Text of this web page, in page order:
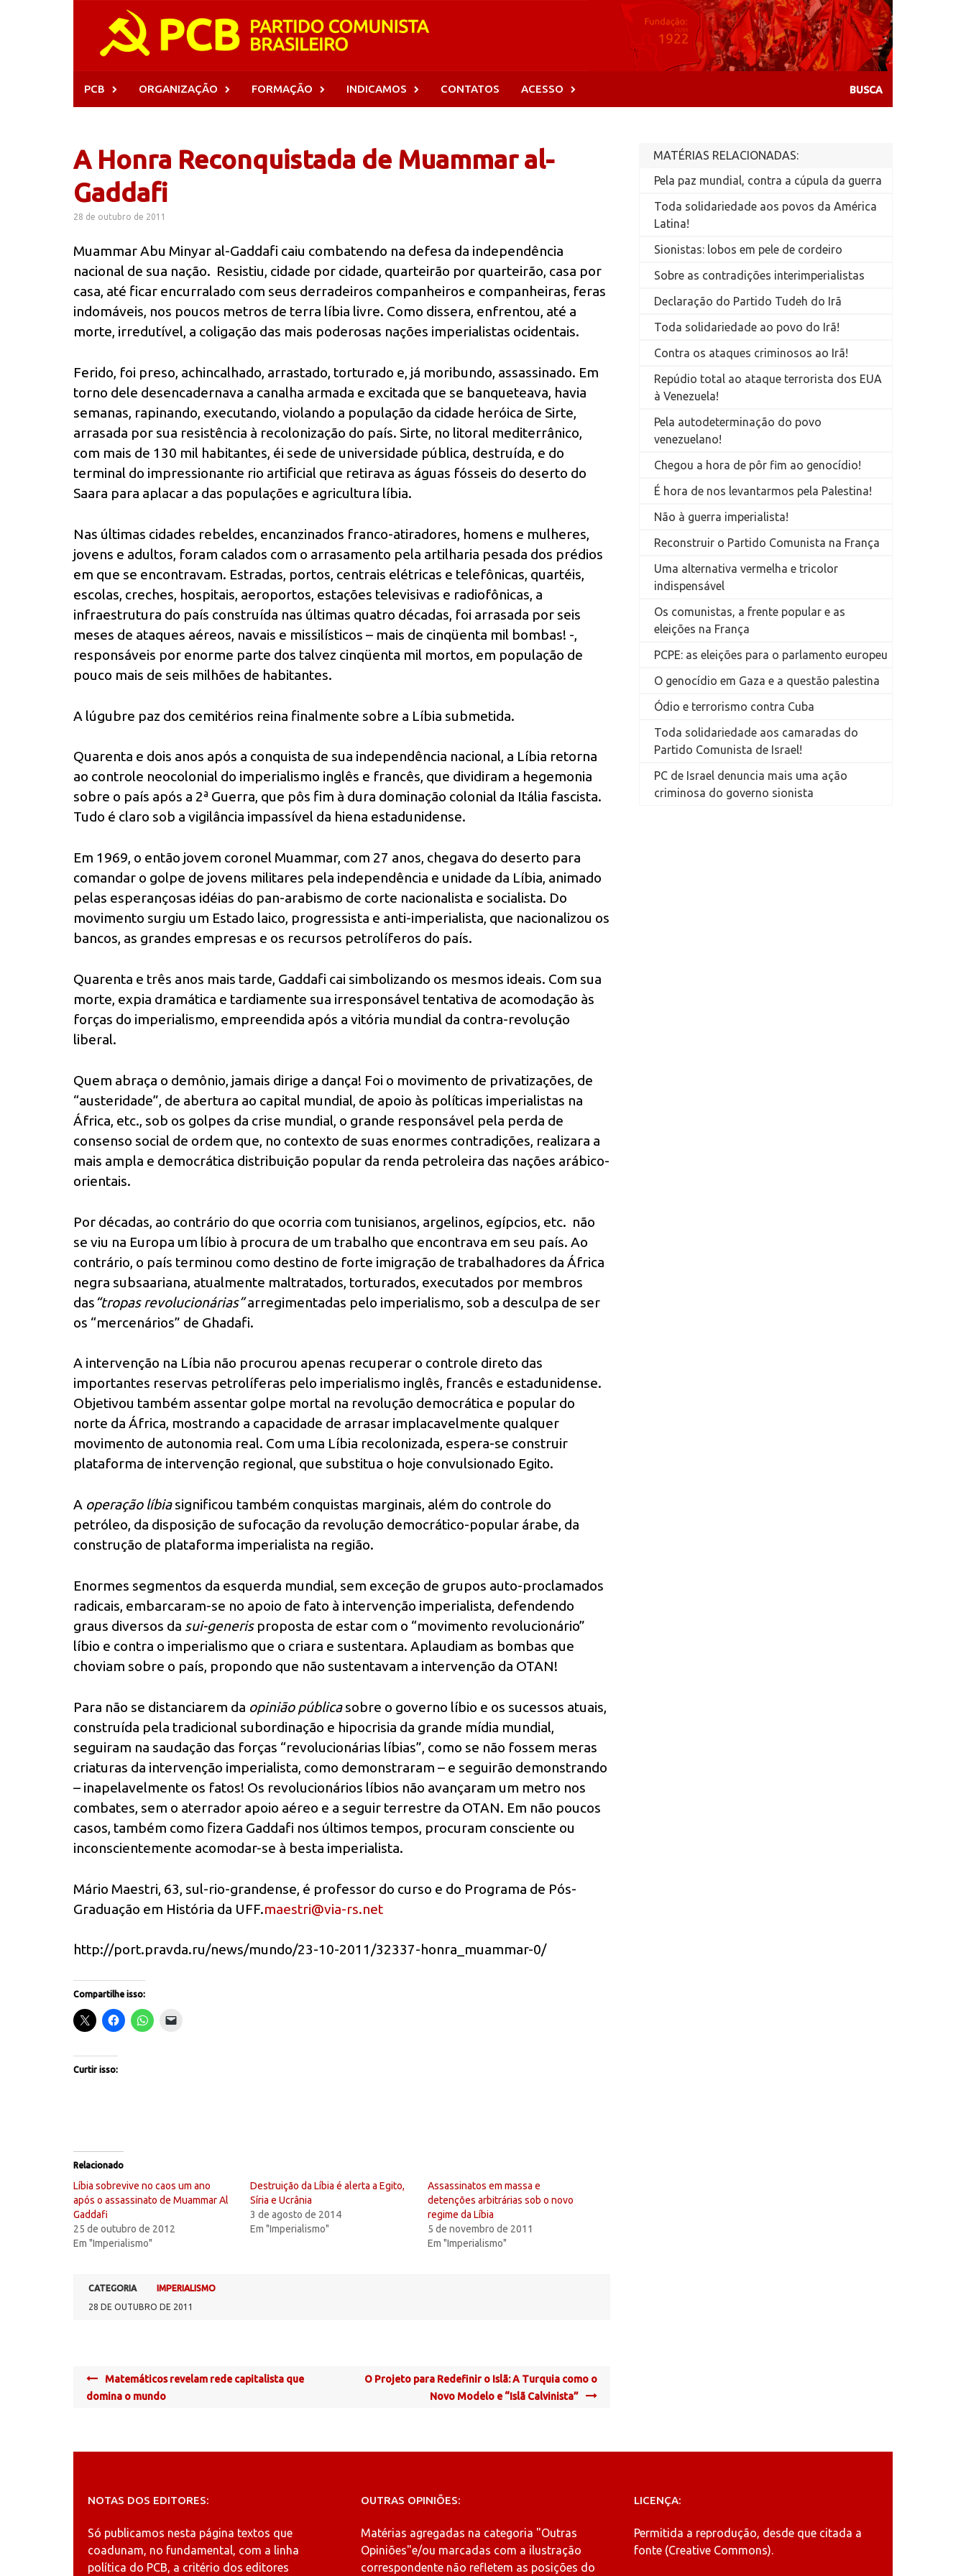
PCB ORGANIZAÇÃO FORMAÇÃO INDICAMOS CONTATOS ACESSO
A Honra Reconquistada de Muammar al-
Gaddafi
28 de outubro de 2011
Muammar Abu Minyar al-Gaddafi caiu combatendo na defesa da independência
nacional de sua nação. Resistiu, cidade por cidade, quarteirão por quarteirão, casa por
casa, até ficar encurralado com seus derradeiros companheiros e companheiras, feras
indomáveis, nos poucos metros de terra líbia livre. Como dissera, enfrentou, até a
morte, irredutível, a coligação das mais poderosas nações imperialistas ocidentais.
Ferido, foi preso, achincalhado, arrastado, torturado e, já moribundo, assassinado. Em
torno dele desencadernava a canalha armada e excitada que se banqueteava, havia
semanas, rapinando, executando, violando a população da cidade heróica de Sirte,
arrasada por sua resistência à recolonização do país. Sirte, no litoral mediterrânico,
com mais de 130 mil habitantes, éi sede de universidade pública, destruída, e do
terminal do impressionante rio artificial que retirava as águas fósseis do deserto do
Saara para aplacar a das populações e agricultura líbia.
Nas últimas cidades rebeldes, encanzinados franco-atiradores, homens e mulheres,
jovens e adultos, foram calados com o arrasamento pela artilharia pesada dos prédios
em que se encontravam. Estradas, portos, centrais elétricas e telefônicas, quartéis,
escolas, creches, hospitais, aeroportos, estações televisivas e radiofônicas, a
infraestrutura do país construída nas últimas quatro décadas, foi arrasada por seis
meses de ataques aéreos, navais e missilísticos – mais de cinqüenta mil bombas! -,
responsáveis por enorme parte dos talvez cinqüenta mil mortos, em população de
pouco mais de seis milhões de habitantes.
A lúgubre paz dos cemitérios reina finalmente sobre a Líbia submetida.
Quarenta e dois anos após a conquista de sua independência nacional, a Líbia retorna
ao controle neocolonial do imperialismo inglês e francês, que dividiram a hegemonia
sobre o país após a 2ª Guerra, que pôs fim à dura dominação colonial da Itália fascista.
Tudo é claro sob a vigilância impassível da hiena estadunidense.
Em 1969, o então jovem coronel Muammar, com 27 anos, chegava do deserto para
comandar o golpe de jovens militares pela independência e unidade da Líbia, animado
pelas esperançosas idéias do pan-arabismo de corte nacionalista e socialista. Do
movimento surgiu um Estado laico, progressista e anti-imperialista, que nacionalizou os
bancos, as grandes empresas e os recursos petrolíferos do país.
Quarenta e três anos mais tarde, Gaddafi cai simbolizando os mesmos ideais. Com sua
morte, expia dramática e tardiamente sua irresponsável tentativa de acomodação às
forças do imperialismo, empreendida após a vitória mundial da contra-revolução
liberal.
Quem abraça o demônio, jamais dirige a dança! Foi o movimento de privatizações, de
“austeridade”, de abertura ao capital mundial, de apoio às políticas imperialistas na
África, etc., sob os golpes da crise mundial, o grande responsável pela perda de
consenso social de ordem que, no contexto de suas enormes contradições, realizara a
mais ampla e democrática distribuição popular da renda petroleira das nações arábico-
orientais.
Por décadas, ao contrário do que ocorria com tunisianos, argelinos, egípcios, etc. não
se viu na Europa um líbio à procura de um trabalho que encontrava em seu país. Ao
contrário, o país terminou como destino de forte imigração de trabalhadores da África
negra subsaariana, atualmente maltratados, torturados, executados por membros
das“tropas revolucionárias”arregimentadas pelo imperialismo, sob a desculpa de ser
os “mercenários” de Ghadafi.
A intervenção na Líbia não procurou apenas recuperar o controle direto das
importantes reservas petrolíferas pelo imperialismo inglês, francês e estadunidense.
Objetivou também assentar golpe mortal na revolução democrática e popular do
norte da África, mostrando a capacidade de arrasar implacavelmente qualquer
movimento de autonomia real. Com uma Líbia recolonizada, espera-se construir
plataforma de intervenção regional, que substitua o hoje convulsionado Egito.
A operação líbiasignificou também conquistas marginais, além do controle do
petróleo, da disposição de sufocação da revolução democrático-popular árabe, da
construção de plataforma imperialista na região.
Enormes segmentos da esquerda mundial, sem exceção de grupos auto-proclamados
radicais, embarcaram-se no apoio de fato à intervenção imperialista, defendendo
graus diversos da sui-generisproposta de estar com o “movimento revolucionário”
líbio e contra o imperialismo que o criara e sustentara. Aplaudiam as bombas que
choviam sobre o país, propondo que não sustentavam a intervenção da OTAN!
Para não se distanciarem da opinião públicasobre o governo líbio e os sucessos atuais,
construída pela tradicional subordinação e hipocrisia da grande mídia mundial,
seguiram na saudação das forças “revolucionárias líbias”, como se não fossem meras
criaturas da intervenção imperialista, como demonstraram – e seguirão demonstrando
– inapelavelmente os fatos! Os revolucionários líbios não avançaram um metro nos
combates, sem o aterrador apoio aéreo e a seguir terrestre da OTAN. Em não poucos
casos, também como fizera Gaddafi nos últimos tempos, procuram consciente ou
inconscientemente acomodar-se à besta imperialista.
Mário Maestri, 63, sul-rio-grandense, é professor do curso e do Programa de Pós-
Graduação em História da UFF.maestri@via-rs.net
http://port.pravda.ru/news/mundo/23-10-2011/32337-honra_muammar-0/
Compartilhe isso:
Curtir isso:
Relacionado
Líbia sobrevive no caos um ano
após o assassinato de Muammar Al
Gaddafi
25 de outubro de 2012
Em "Imperialismo"
Destruição da Líbia é alerta a Egito,
Síria e Ucrânia
3 de agosto de 2014
Em "Imperialismo"
Assassinatos em massa e
detenções arbitrárias sob o novo
regime da Líbia
5 de novembro de 2011
Em "Imperialismo"
CATEGORIA
IMPERIALISMO
28 DE OUTUBRO DE 2011
Post
navigation
Matemáticos revelam rede capitalista que
domina o mundo
O Projeto para Redefinir o Islã: A Turquia como o
Novo Modelo e “Islã Calvinista”
MATÉRIAS RELACIONADAS:
Pela paz mundial, contra a cúpula da guerra
Toda solidariedade aos povos da América
Latina!
Sionistas: lobos em pele de cordeiro
Sobre as contradições interimperialistas
Declaração do Partido Tudeh do Irã
Toda solidariedade ao povo do Irã!
Contra os ataques criminosos ao Irã!
Repúdio total ao ataque terrorista dos EUA
à Venezuela!
Pela autodeterminação do povo
venezuelano!
Chegou a hora de pôr fim ao genocídio!
É hora de nos levantarmos pela Palestina!
Não à guerra imperialista!
Reconstruir o Partido Comunista na França
Uma alternativa vermelha e tricolor
indispensável
Os comunistas, a frente popular e as
eleições na França
PCPE: as eleições para o parlamento europeu
O genocídio em Gaza e a questão palestina
Ódio e terrorismo contra Cuba
Toda solidariedade aos camaradas do
Partido Comunista de Israel!
PC de Israel denuncia mais uma ação
criminosa do governo sionista
NOTAS DOS EDITORES:
Só publicamos nesta página textos que
coadunam, no fundamental, com a linha
política do PCB, a critério dos editores
OUTRAS OPINIÕES:
Matérias agregadas na categoria "Outras
Opiniões"e/ou marcadas com a ilustração
correspondente não refletem as posições do
LICENÇA:
Permitida a reprodução, desde que citada a
fonte (Creative Commons).